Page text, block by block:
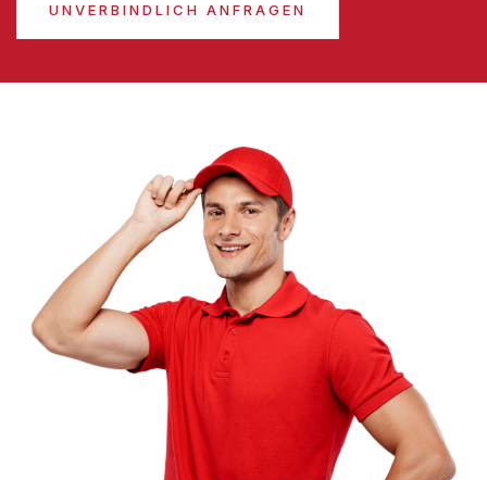
UNVERBINDLICH ANFRAGEN